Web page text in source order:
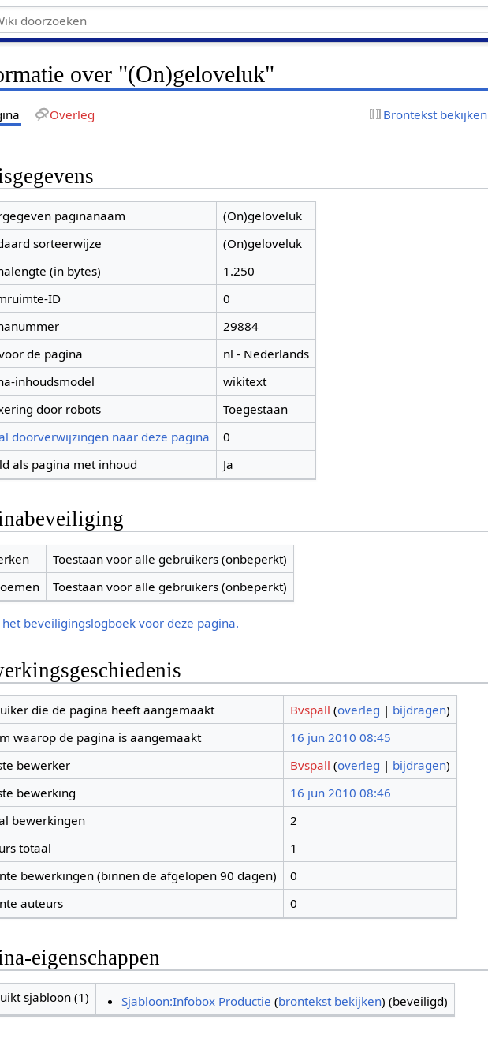
over "(On)geloveluk"
Overleg Brontekst bekijken
paginanaam
(On)geloveluk
sorteerwijze
(On)geloveluk
(in bytes)
1.250
ID
0
29884
de pagina
nl - Nederlands
inhoudsmodel
wikitext
door robots
Toegestaan
doorverwijzingen naar deze pagina
0
als pagina met inhoud
Ja
Toestaan voor alle gebruikers (onbeperkt)
Toestaan voor alle gebruikers (onbeperkt)
beveiligingslogboek voor deze pagina.
die de pagina heeft aangemaakt Bvspall (overleg | bijdragen)
waarop de pagina is aangemaakt
16 jun 2010 08:45
bewerker
Bvspall (overleg | bijdragen)
bewerking
16 jun 2010 08:46
bewerkingen
2
totaal
1
bewerkingen (binnen de afgelopen 90 dagen)
0
auteurs
0
eigenschappen
sjabloon (1) Sjabloon:Infobox Productie (brontekst bekijken) (beveiligd)